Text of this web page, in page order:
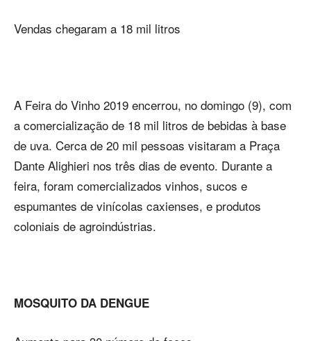
Vendas chegaram a 18 mil litros
A Feira do Vinho 2019 encerrou, no domingo (9), com
a comercialização de 18 mil litros de bebidas à base
de uva. Cerca de 20 mil pessoas visitaram a Praça
Dante Alighieri nos três dias de evento. Durante a
feira, foram comercializados vinhos, sucos e
espumantes de vinícolas caxienses, e produtos
coloniais de agroindústrias.
MOSQUITO DA DENGUE